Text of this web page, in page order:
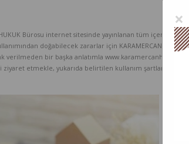
HUKUK Bürosu internet sitesinde yayınlanan tüm içerik telif
doğabilecek zararlar için KARAMERCAN
verilmeden bir başka anlatımla
etmekle, yukarıda belirtilen kullanım şartlarını kabul
×